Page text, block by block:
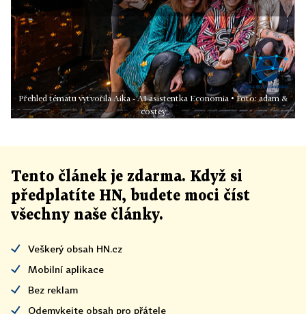
Přehled tématu vytvořila Aika - AI asistentka Economia • Foto: adam &
costey
Tento článek je zdarma. Když si
předplatíte HN, budete moci číst
všechny naše články.
Veškerý obsah HN.cz
Mobilní aplikace
Bez reklam
Odemykejte obsah pro přátele